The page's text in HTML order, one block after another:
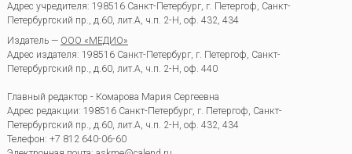
Адрес учредителя: 198516 Санкт-Петербург, г. Петергоф, Санкт-
Петербургский пр., д.60, лит.А, ч.п. 2-Н, оф. 432, 434
Издатель — ООО «МЕДИО»
Адрес издателя: 198516 Санкт-Петербург, г. Петергоф, Санкт-
Петербургский пр., д.60, лит.А, ч.п. 2-Н, оф. 440
Главный редактор - Комарова Мария Сергеевна
Адрес редакции: 198516 Санкт-Петербург, г. Петергоф, Санкт-
Петербургский пр., д.60, лит.А, ч.п. 2-Н, оф. 432, 434
Телефон: +7 812 640-06-60